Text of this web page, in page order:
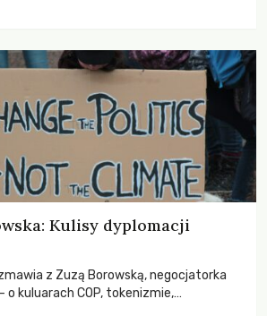
tąpnięcie ODA w historii. Jakie będą
Kulisy dyplomacji
z Zuzą Borowską, negocjatorka
– o kuluarach COP, tokenizmie,